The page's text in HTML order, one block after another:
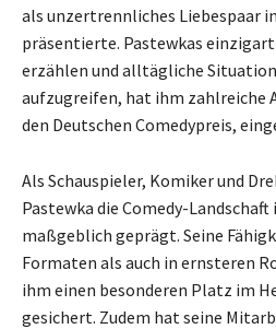
als unzertrennliches Liebespaar
präsentierte. Pastewkas
erzählen und alltägliche
aufzugreifen, hat ihm zahlreiche
den Deutschen Comedypreis,
Als Schauspieler, Komiker und
Pastewka die Comedy-
maßgeblich geprägt. Seine
Formaten als auch in ernsteren
ihm einen besonderen Platz im
gesichert. Zudem hat seine